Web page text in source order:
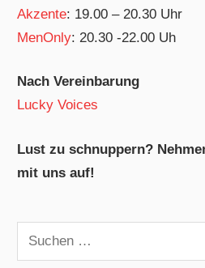
Akzente: 19.00 – 20.30 Uhr
MenOnly: 20.30 -22.00 Uh
Nach Vereinbarung
Lucky Voices
Lust zu schnuppern?
mit uns auf!
Suchen
nach: